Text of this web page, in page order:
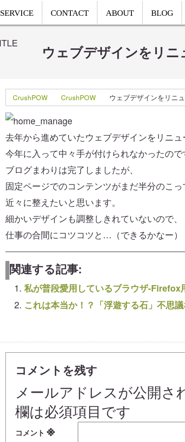
SERVICE CONTACT ABOUT BLOG
ウェブデザインをリ
CrushPOW CrushPOW ウェブデザインをリニ
去年から進めていたウェブデザインをリニュ
今年に入って中々手が付けられなかったの
ブログまわりは完了しましたが、
固定ページでのコンテンツがまだ半分のこ
近々に整えたいと思います。
細かいデザインも調整しきれていないので、
仕事の合間にコツコツと…（できるかなー）
関連する記事:
私が普段愛用しているブラウザ-Firefox
これは本当か！？「浮遊する石」不思
コメントを残す
メールアドレスが公開さ
欄は必須項目です
コメント※